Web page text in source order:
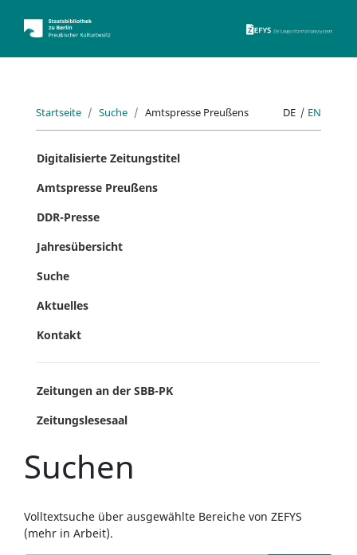
Startseite Suche Amtspresse Preußens DE | EN
Digitalisierte Zeitungstitel
Amtspresse Preußens
DDR-Presse
Jahresübersicht
Suche
Aktuelles
Kontakt
Zeitungen an der SBB-PK
Zeitungslesesaal
Suchen
Volltextsuche über ausgewählte Bereiche von ZEFYS
(mehr in Arbeit).